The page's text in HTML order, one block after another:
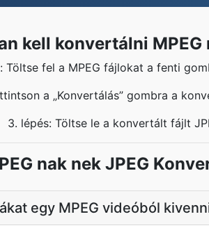
kell konvertálni MPEG
Töltse fel a MPEG fájlokat a fenti
a „Konvertálás” gombra a
3. lépés: Töltse le a konvertált fájlt
nak nek JPEG
egy MPEG videóból